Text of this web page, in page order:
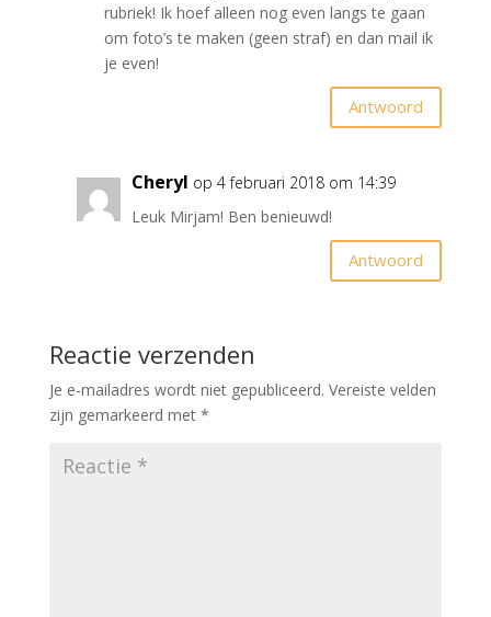
rubriek! Ik hoef alleen nog even langs te gaan
om foto’s te maken (geen straf) en dan mail ik
je even!
Antwoord
Cheryl op 4 februari 2018 om 14:39
Leuk Mirjam! Ben benieuwd!
Antwoord
Reactie verzenden
Je e-mailadres wordt niet gepubliceerd. Vereiste velden
zijn gemarkeerd met *